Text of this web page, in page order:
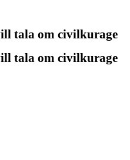
tala om civilkurage
tala om civilkurage